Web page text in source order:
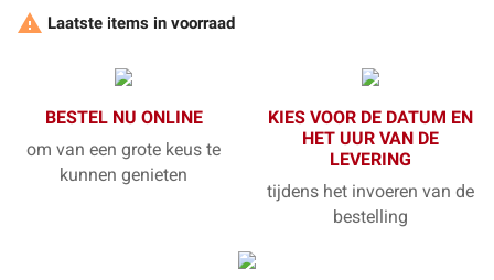
 Laatste items in voorraad
BESTEL NU ONLINE
om van een grote keus te
kunnen genieten
KIES VOOR DE DATUM EN
HET UUR VAN DE
LEVERING
tijdens het invoeren van de
bestelling